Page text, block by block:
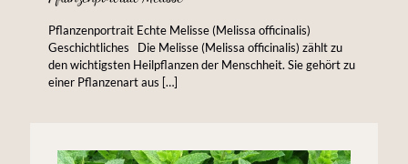
Pflanzenportrait Echte Melisse (Melissa officinalis)
Geschichtliches Die Melisse (Melissa officinalis) zählt zu
den wichtigsten Heilpflanzen der Menschheit. Sie gehört zu
einer Pflanzenart aus […]